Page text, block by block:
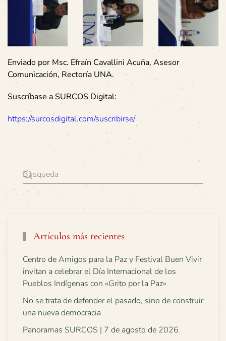
Enviado por Msc. Efraín Cavallini Acuña, Asesor
Comunicación, Rectoría UNA.
Suscríbase a SURCOS Digital:
https://surcosdigital.com/suscribirse/
Artículos más recientes
Centro de Amigos para la Paz y Festival Buen Vivir
invitan a celebrar el Día Internacional de los
Pueblos Indígenas con «Grito por la Paz»
No se trata de defender el pasado, sino de construir
una nueva democracia
Panoramas SURCOS | 7 de agosto de 2026